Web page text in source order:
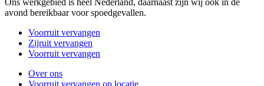
Ons werkgebied is heel Nederland, daarnaast zijn wij ook in de
avond bereikbaar voor spoedgevallen.
Voorruit vervangen
Zijruit vervangen
Voorruit vervangen
Over ons